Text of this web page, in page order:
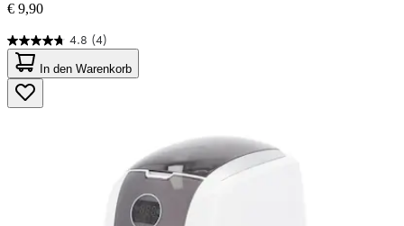
€ 9,90
4.8 (4)
4.8
von
5
Sternen.
4
In den Warenkorb